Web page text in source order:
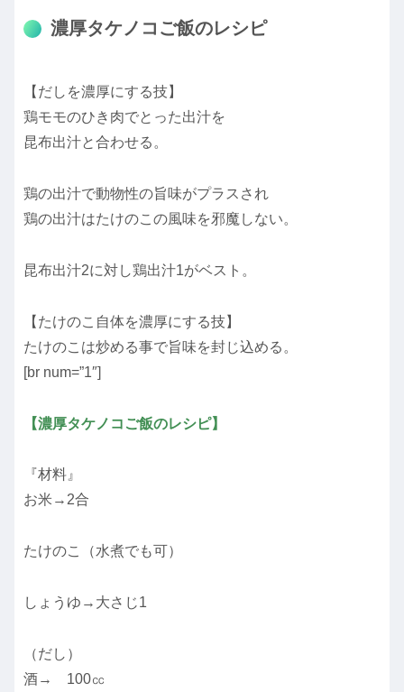
濃厚タケノコご飯のレシピ
【だしを濃厚にする技】
鶏モモのひき肉でとった出汁を
昆布出汁と合わせる。
鶏の出汁で動物性の旨味がプラスされ
鶏の出汁はたけのこの風味を邪魔しない。
昆布出汁2に対し鶏出汁1がベスト。
【たけのこ自体を濃厚にする技】
たけのこは炒める事で旨味を封じ込める。
[br num=”1″]
【濃厚タケノコご飯のレシピ】
『材料』
お米→2合
たけのこ（水煮でも可）
しょうゆ→大さじ1
（だし）
酒→ 100㏄